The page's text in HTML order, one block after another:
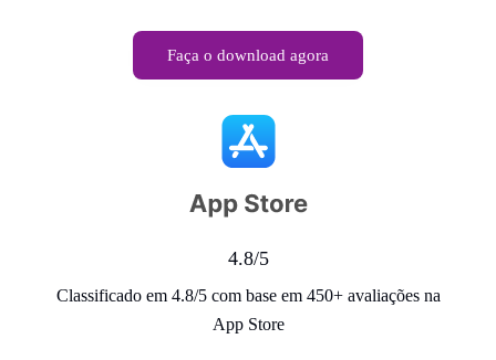
Faça o download agora
4.8/5
Classificado em 4.8/5 com base em 450+ avaliações na
App Store